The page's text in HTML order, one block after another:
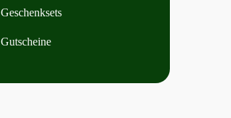
Geschenksets
Gutscheine